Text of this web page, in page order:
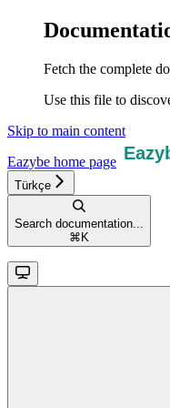
Fetch the complete
Use this file to
Skip to main content
Eazybe home page
Türkçe
Search documentation...
⌘ K